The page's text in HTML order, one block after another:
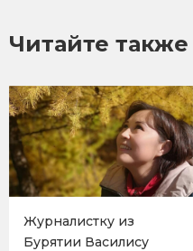
Читайте также
Журналистку из
Бурятии Василису